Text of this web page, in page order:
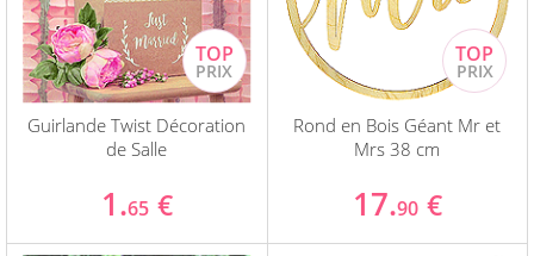
Guirlande Twist Décoration
de Salle
1.65 €
Rond en Bois Géant Mr et
Mrs 38 cm
17.90 €